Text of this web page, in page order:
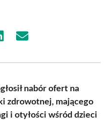
Share
nabór ofert na
zdrowotnej, mającego
i otyłości wśród dzieci